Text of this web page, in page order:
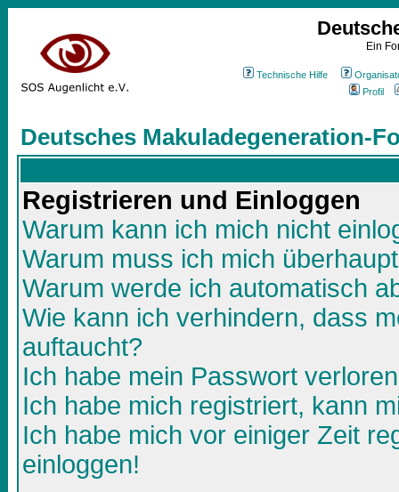
Ein
Technische Hilfe
Profil
Deutsches Makuladegeneration-
Registrieren und Einloggen
Warum kann ich mich nicht
Warum muss ich mich
Warum werde ich automatisch
Wie kann ich verhindern, dass
auftaucht?
Ich habe mein Passwort
Ich habe mich registriert, kann
Ich habe mich vor einiger Zeit
einloggen!